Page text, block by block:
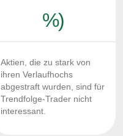
%)
Aktien, die zu stark von
ihren Verlaufhochs
abgestraft wurden, sind für
Trendfolge-Trader nicht
interessant.